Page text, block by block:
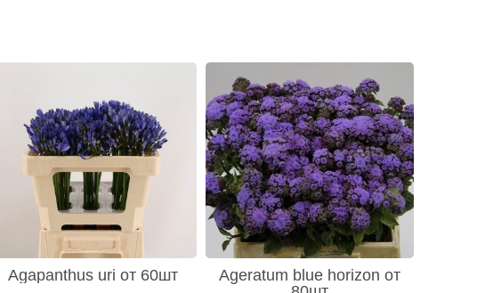
Agapanthus uri от 60шт
Ageratum blue horizon от